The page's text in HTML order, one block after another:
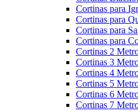
Cortinas para
Cortinas para
Cortinas para
Cortinas para
Cortinas 2
Cortinas 3
Cortinas 4
Cortinas 5
Cortinas 6
Cortinas 7